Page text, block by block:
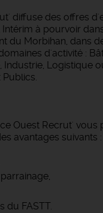
diffuse des offres
Intérim à pourvoir
du Morbihan, dans
d'activité :
Industrie, Logistique
Publics.
Ouest Recrut' vous
avantages suivants :
du FASTT.